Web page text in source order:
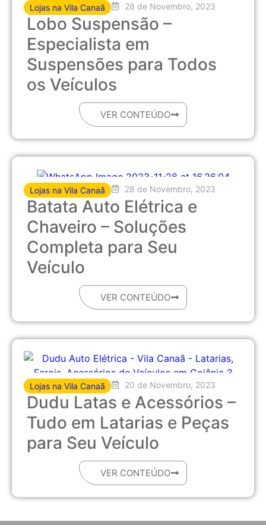
Lojas na Vila Canaã 28 de Novembro, 2023
Lobo Suspensão –
Especialista em
Suspensões para Todos
os Veículos
VER CONTEÚDO
Lojas na Vila Canaã 28 de Novembro, 2023
Batata Auto Elétrica e
Chaveiro – Soluções
Completa para Seu
Veículo
VER CONTEÚDO
Lojas na Vila Canaã 20 de Novembro, 2023
Dudu Latas e Acessórios –
Tudo em Latarias e Peças
para Seu Veículo
VER CONTEÚDO